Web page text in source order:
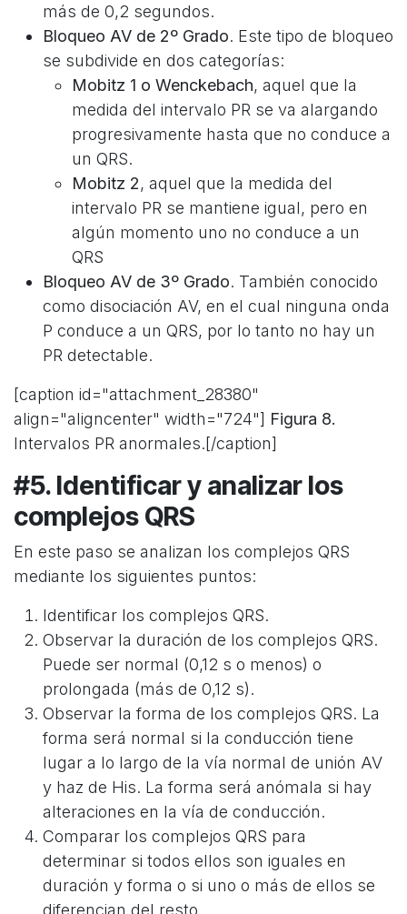
más de 0,2 segundos.
Bloqueo AV de 2º Grado. Este tipo de bloqueo
se subdivide en dos categorías:
Mobitz 1 o Wenckebach, aquel que la
medida del intervalo PR se va alargando
progresivamente hasta que no conduce a
un QRS.
Mobitz 2, aquel que la medida del
intervalo PR se mantiene igual, pero en
algún momento uno no conduce a un
QRS
Bloqueo AV de 3º Grado. También conocido
como disociación AV, en el cual ninguna onda
P conduce a un QRS, por lo tanto no hay un
PR detectable.
[caption id="attachment_28380"
align="aligncenter" width="724"] Figura 8.
Intervalos PR anormales.[/caption]
#5. Identificar y analizar los
complejos QRS
En este paso se analizan los complejos QRS
mediante los siguientes puntos:
Identificar los complejos QRS.
Observar la duración de los complejos QRS.
Puede ser normal (0,12 s o menos) o
prolongada (más de 0,12 s).
Observar la forma de los complejos QRS. La
forma será normal si la conducción tiene
lugar a lo largo de la vía normal de unión AV
y haz de His. La forma será anómala si hay
alteraciones en la vía de conducción.
Comparar los complejos QRS para
determinar si todos ellos son iguales en
duración y forma o si uno o más de ellos se
diferencian del resto.